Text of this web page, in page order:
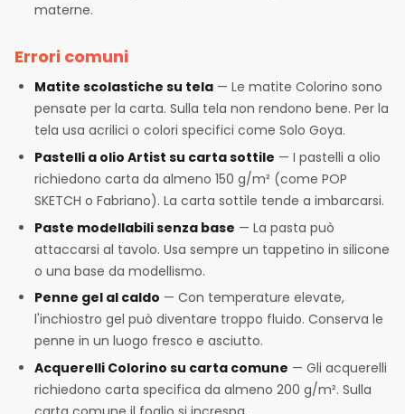
materne.
Errori comuni
Matite scolastiche su tela — Le matite Colorino sono
pensate per la carta. Sulla tela non rendono bene. Per la
tela usa acrilici o colori specifici come Solo Goya.
Pastelli a olio Artist su carta sottile — I pastelli a olio
richiedono carta da almeno 150 g/m² (come POP
SKETCH o Fabriano). La carta sottile tende a imbarcarsi.
Paste modellabili senza base — La pasta può
attaccarsi al tavolo. Usa sempre un tappetino in silicone
o una base da modellismo.
Penne gel al caldo — Con temperature elevate,
l'inchiostro gel può diventare troppo fluido. Conserva le
penne in un luogo fresco e asciutto.
Acquerelli Colorino su carta comune — Gli acquerelli
richiedono carta specifica da almeno 200 g/m². Sulla